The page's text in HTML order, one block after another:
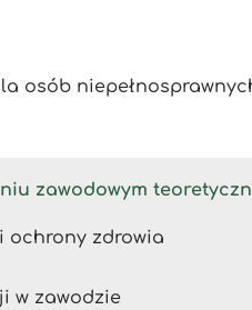
osób
zawodowym
ochrony zdrowia
w zawodzie